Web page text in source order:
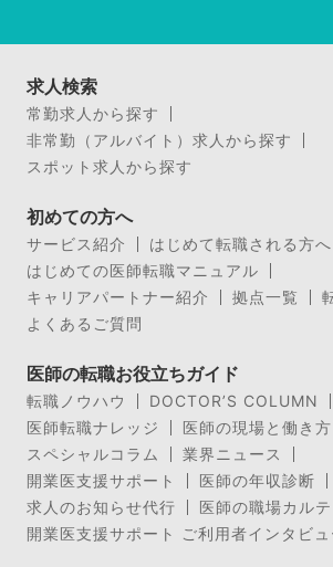
求人検索
常勤求人から探す
非常勤（アルバイト）求人から探す
スポット求人から探す
初めての方へ
サービス紹介
はじめて転職される方へ
はじめての医師転職マニュアル
キャリアパートナー紹介
拠点一覧
よくあるご質問
医師の転職お役立ちガイド
転職ノウハウ
DOCTOR’S COLUMN
医師転職ナレッジ
医師の現場と働き方
スペシャルコラム
業界ニュース
開業医支援サポート
医師の年収診断
求人のお知らせ代行
医師の職場カルテ
開業医支援サポート ご利用者インタビュ